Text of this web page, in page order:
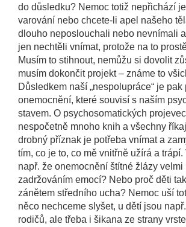
do důsledku? Nemoc totiž nepřichází
varování nebo chcete-li apel našeho
dlouho neposlouchali nebo nevnímali
jen nechtěli vnímat, protože na to
Musím to stihnout, nemůžu si dovolit
musím dokončit projekt – známe to
Důsledkem naší „nespolupráce“ je pak
onemocnění, které souvisí s naším
stavem. O psychosomatických
nespočetně mnoho knih a všechny
drobný příznak je potřeba vnímat a
tím, co je to, co mě vnitřně užírá a
např. že onemocnění štítné žlázy
zadržováním emocí? Nebo proč děti
zánětem středního ucha? Nemoc uší
něco nechceme slyšet, u dětí jsou
rodičů, ale třeba i šikana ze strany